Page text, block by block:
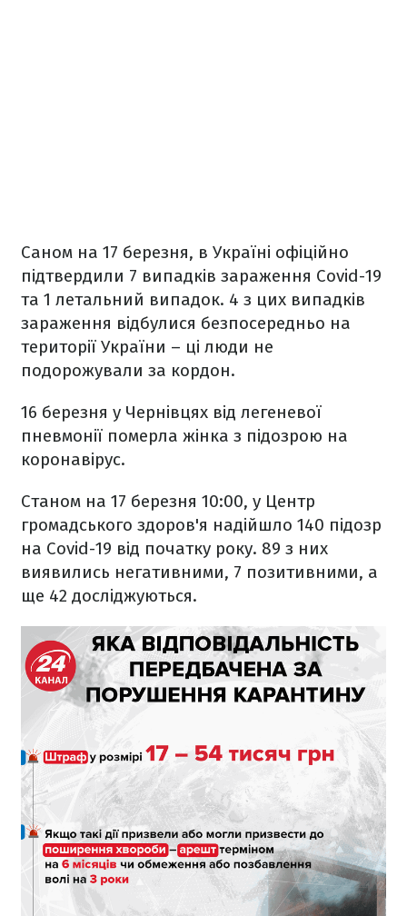
Саном на 17 березня, в Україні офіційно
підтвердили 7 випадків зараження Covid-19
та 1 летальний випадок. 4 з цих випадків
зараження відбулися безпосередньо на
території України – ці люди не
подорожували за кордон.
16 березня у Чернівцях від легеневої
пневмонії померла жінка з підозрою на
коронавірус.
Станом на 17 березня 10:00, у Центр
громадського здоров'я надійшло 140 підозр
на Covid-19 від початку року. 89 з них
виявились негативними, 7 позитивними, а
ще 42 досліджуються.